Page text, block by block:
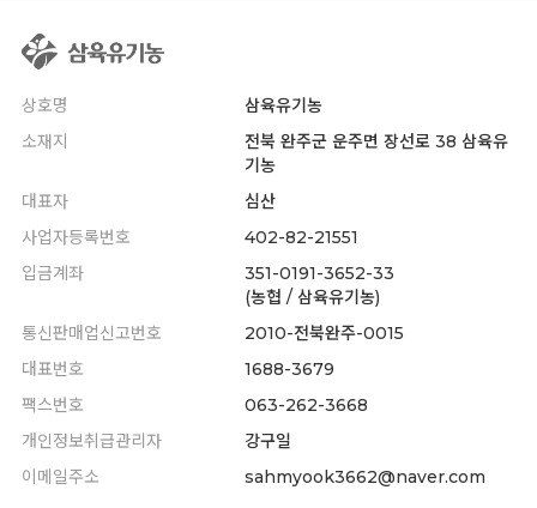
상호명
삼육유기농
소재지
전북 완주군 운주면 장선로 38 삼육유
기농
대표자
심산
사업자등록번호
402-82-21551
입금계좌
351-0191-3652-33
(농협 / 삼육유기농)
통신판매업신고번호
2010-전북완주-0015
대표번호
1688-3679
팩스번호
063-262-3668
개인정보취급관리자
강구일
이메일주소
sahmyook3662@naver.com